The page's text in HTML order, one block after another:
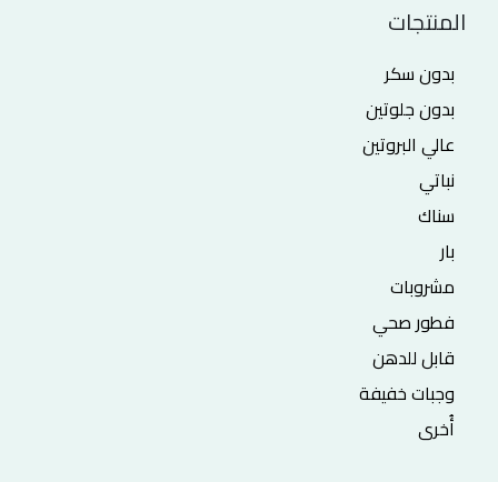
المنتجات
بدون سكر
بدون جلوتين
عالي البروتين
نباتي
سناك
بار
مشروبات
فطور صحي
قابل للدهن
وجبات خفيفة
أُخرى